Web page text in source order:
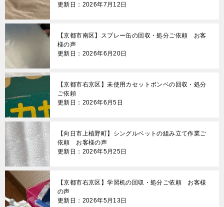
更新日：2026年7月12日
【京都市南区】スプレー缶の回収・処分ご依頼 お客
様の声
更新日：2026年6月20日
【京都市右京区】未使用カセットボンベの回収・処分
ご依頼
更新日：2026年6月5日
【向日市上植野町】シングルベットの組み立て作業ご
依頼 お客様の声
更新日：2026年5月25日
【京都市右京区】学習机の回収・処分ご依頼 お客様
の声
更新日：2026年5月13日